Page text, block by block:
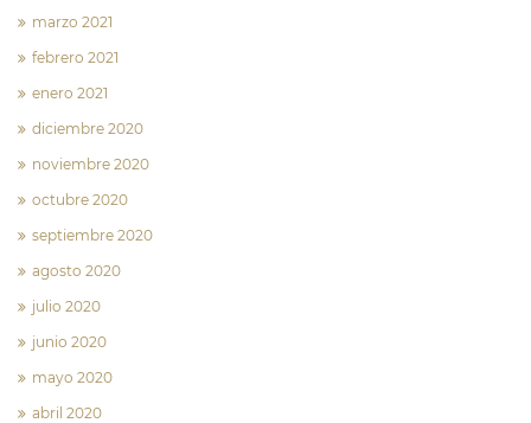
marzo 2021
febrero 2021
enero 2021
diciembre 2020
noviembre 2020
octubre 2020
septiembre 2020
agosto 2020
julio 2020
junio 2020
mayo 2020
abril 2020